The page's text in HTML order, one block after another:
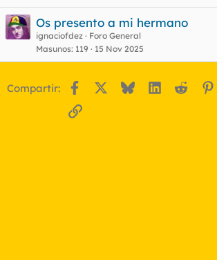
Os presento a mi hermano
ignaciofdez
Foro General
Masunos 119 15 Nov 2025
Compartir: Facebook BlueskyLinkedIn
Reddit
Enlace